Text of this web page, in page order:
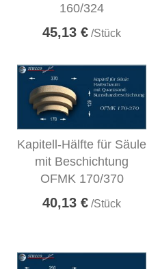
160/324
45,13 € /Stück
Kapitell-Hälfte für Säule
mit Beschichtung
OFMK 170/370
40,13 € /Stück